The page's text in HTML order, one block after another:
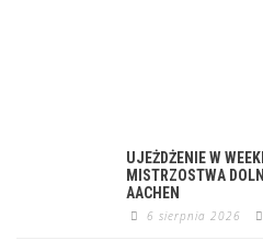
UJEŻDŻENIE W
MISTRZOSTWA
AACHEN
6 sierpnia 2026